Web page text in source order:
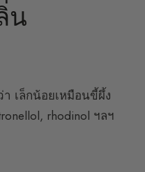
น
เล็กน้อยเหมือนขี้ผึ้ง
rhodinol ฯลฯ